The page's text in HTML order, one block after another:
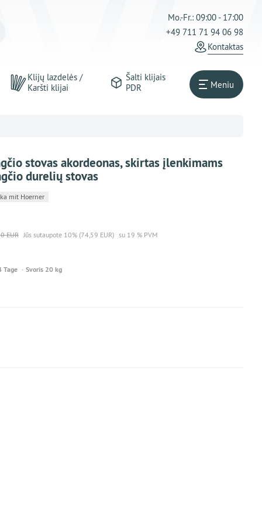
Mo.-Fr.: 09:00 - 17:00
+49 711 71 94 06 98
Kontaktas
Klijų lazdelės /
Karšti klijai
Šalti klijais
PDR
Meniu
stovas akordeonas, skirtas įlenkimams
durelių stovas
mit Hoerner
EUR Jūs sutaupote 10% (74,59 EUR) su 19 % PVM
Tage Svoris 20 kg